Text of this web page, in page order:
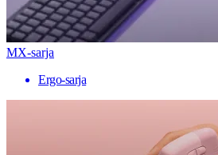
MX-sarja
Ergo-sarja